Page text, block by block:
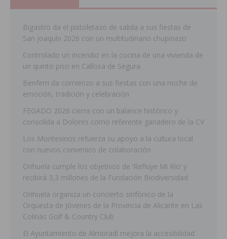
Bigastro da el pistoletazo de salida a sus fiestas de
San Joaquín 2026 con un multitudinario chupinazo
Controlado un incendio en la cocina de una vivienda de
un quinto piso en Callosa de Segura
Benferri da comienzo a sus fiestas con una noche de
emoción, tradición y celebración
FEGADO 2026 cierra con un balance histórico y
consolida a Dolores como referente ganadero de la CV
Los Montesinos refuerza su apoyo a la cultura local
con nuevos convenios de colaboración
Orihuela cumple los objetivos de ‘Refluye Mi Río’ y
recibirá 3,3 millones de la Fundación Biodiversidad
Orihuela organiza un concierto sinfónico de la
Orquesta de Jóvenes de la Provincia de Alicante en Las
Colinas Golf & Country Club
El Ayuntamiento de Almoradí mejora la accesibilidad